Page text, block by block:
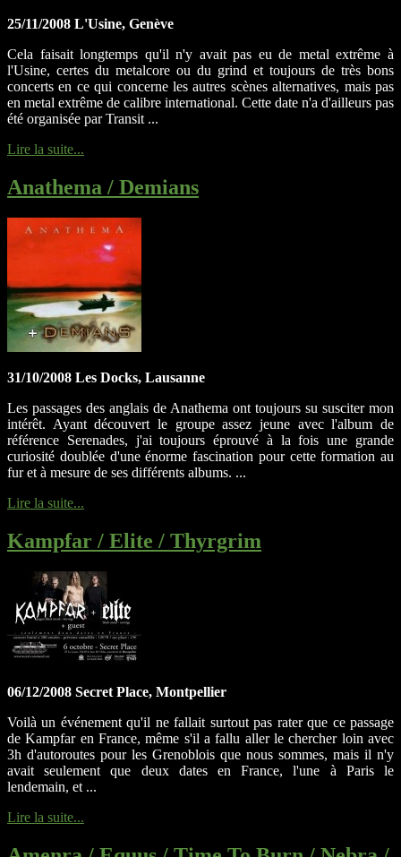
25/11/2008 L'Usine, Genève
Cela faisait longtemps qu'il n'y avait pas eu de metal extrême à
l'Usine, certes du metalcore ou du grind et toujours de très bons
concerts en ce qui concerne les autres scènes alternatives, mais pas
en metal extrême de calibre international. Cette date n'a d'ailleurs pas
été organisée par Transit ...
Lire la suite...
Anathema / Demians
31/10/2008 Les Docks, Lausanne
Les passages des anglais de Anathema ont toujours su susciter mon
intérêt. Ayant découvert le groupe assez jeune avec l'album de
référence Serenades, j'ai toujours éprouvé à la fois une grande
curiosité doublée d'une énorme fascination pour cette formation au
fur et à mesure de ses différents albums. ...
Lire la suite...
Kampfar / Elite / Thyrgrim
06/12/2008 Secret Place, Montpellier
Voilà un événement qu'il ne fallait surtout pas rater que ce passage
de Kampfar en France, même s'il a fallu aller le chercher loin avec
3h d'autoroutes pour les Grenoblois que nous sommes, mais il n'y
avait seulement que deux dates en France, l'une à Paris le
lendemain, et ...
Lire la suite...